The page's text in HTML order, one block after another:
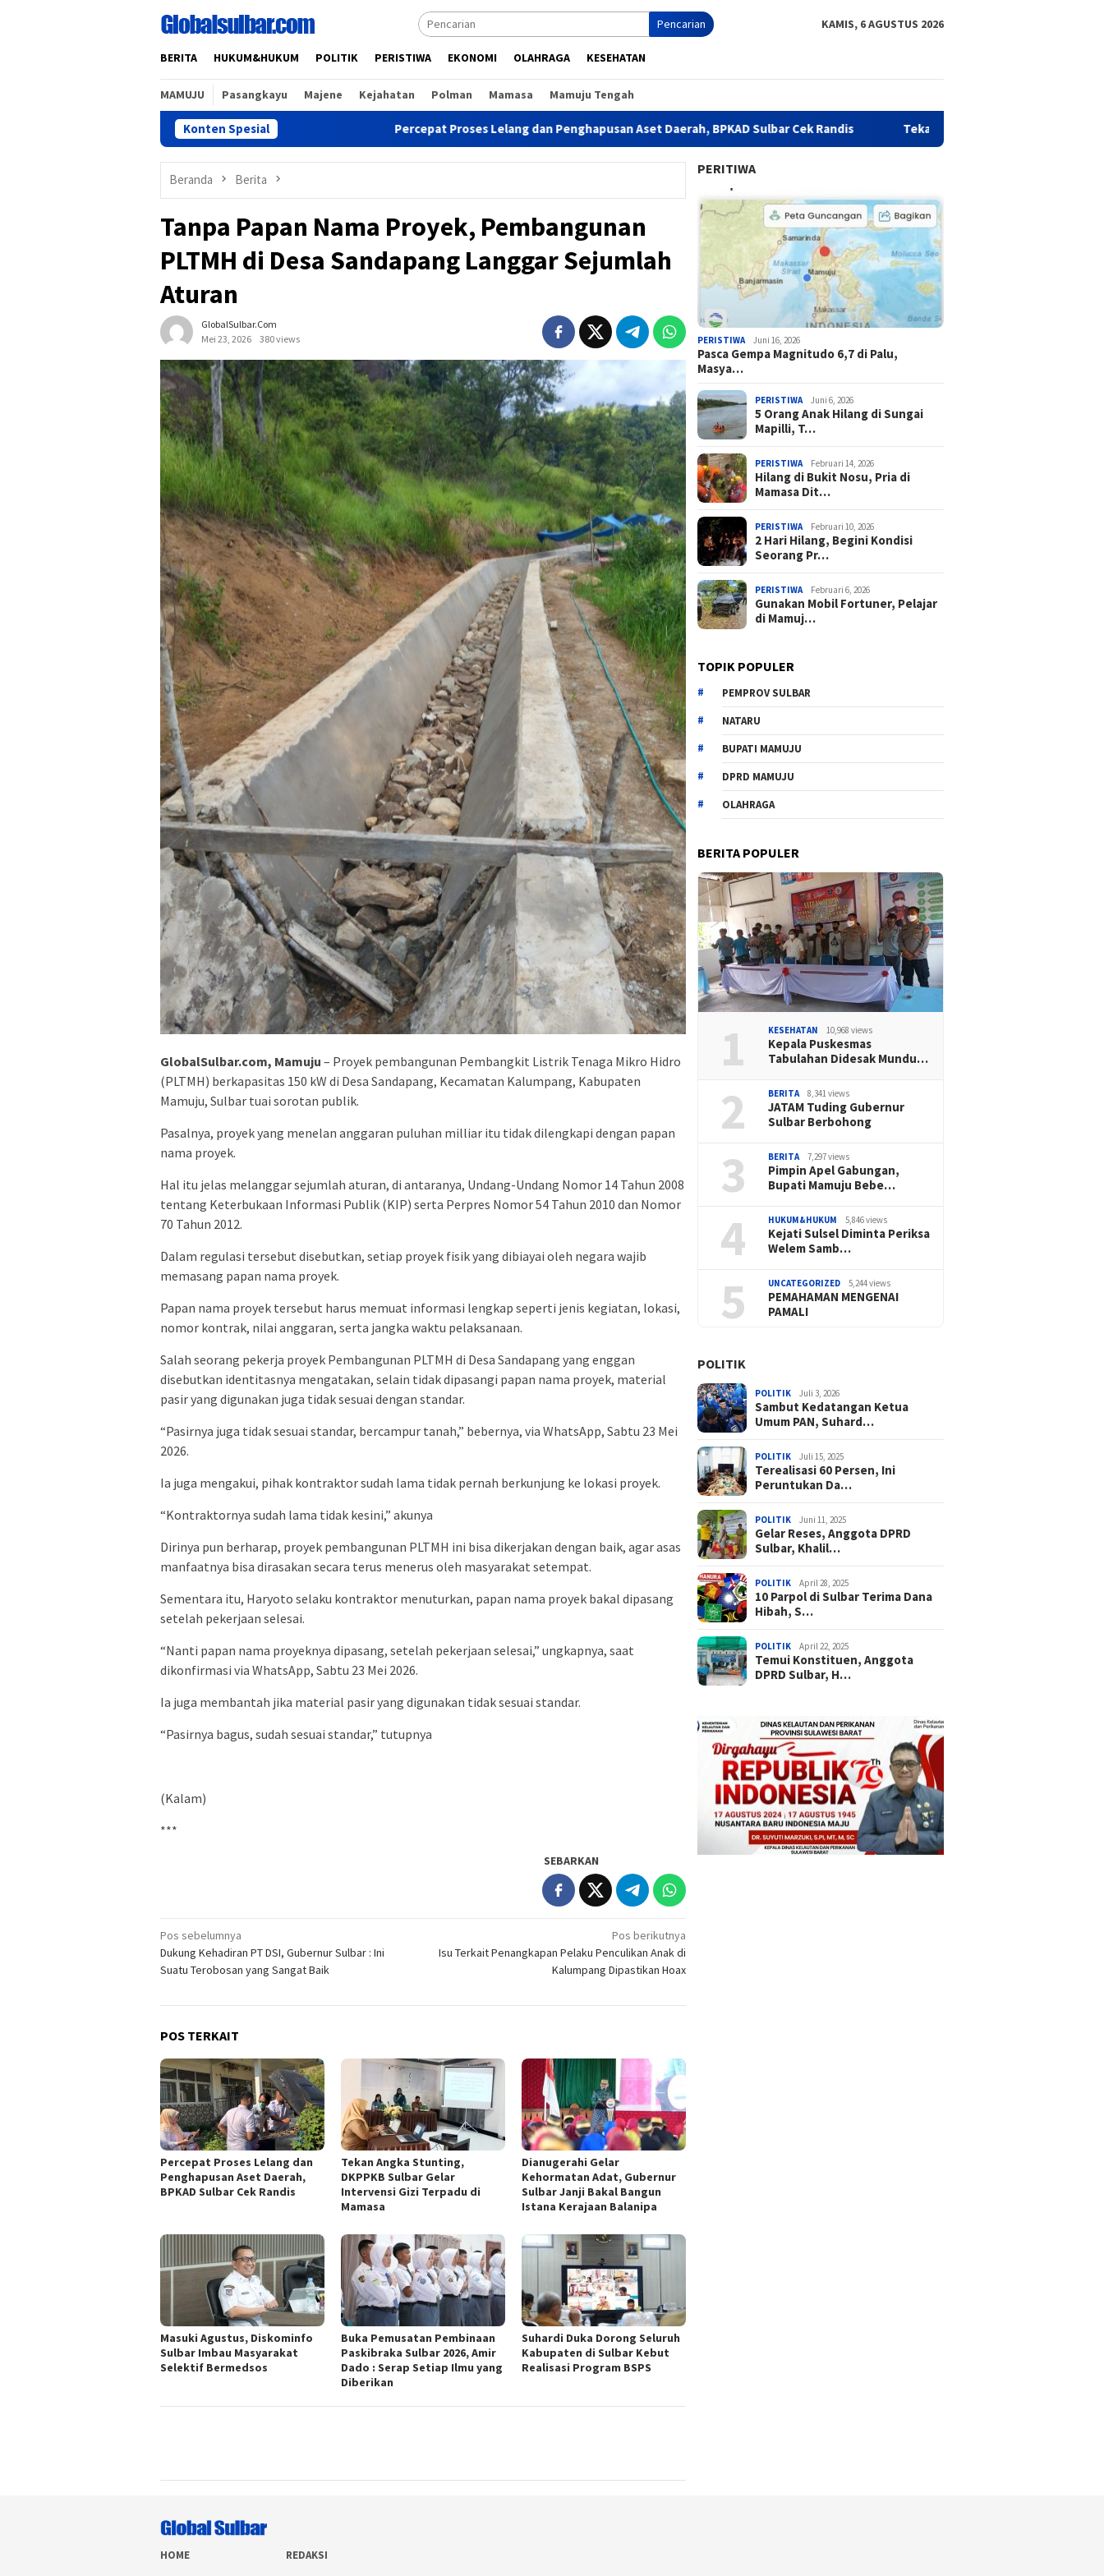
Pencarian KAMIS, 6 AGUSTUS 2026
BERITA HUKUM&HUKUM POLITIK PERISTIWA EKONOMI OLAHRAGA KESEHATAN
MAMUJU Pasangkayu Majene Kejahatan Polman Mamasa Mamuju Tengah
Konten Spesial Percepat Proses Lelang dan Penghapusan Aset Daerah, BPKAD Sulbar Cek Randis Tekan Angka Stunting, DKPPKB Sulbar Gelar
Beranda Berita
Tanpa Papan Nama Proyek, Pembangunan
PLTMH di Desa Sandapang Langgar Sejumlah
Aturan
GlobalSulbar.com
Mei 23, 2026
380 views
GlobalSulbar.com, Mamuju – Proyek pembangunan Pembangkit Listrik Tenaga Mikro Hidro
(PLTMH) berkapasitas 150 kW di Desa Sandapang, Kecamatan Kalumpang, Kabupaten
Mamuju, Sulbar tuai sorotan publik.
Pasalnya, proyek yang menelan anggaran puluhan milliar itu tidak dilengkapi dengan papan
nama proyek.
Hal itu jelas melanggar sejumlah aturan, di antaranya, Undang-Undang Nomor 14 Tahun 2008
tentang Keterbukaan Informasi Publik (KIP) serta Perpres Nomor 54 Tahun 2010 dan Nomor
70 Tahun 2012.
Dalam regulasi tersebut disebutkan, setiap proyek fisik yang dibiayai oleh negara wajib
memasang papan nama proyek.
Papan nama proyek tersebut harus memuat informasi lengkap seperti jenis kegiatan, lokasi,
nomor kontrak, nilai anggaran, serta jangka waktu pelaksanaan.
Salah seorang pekerja proyek Pembangunan PLTMH di Desa Sandapang yang enggan
disebutkan identitasnya mengatakan, selain tidak dipasangi papan nama proyek, material
pasir yang digunakan juga tidak sesuai dengan standar.
“Pasirnya juga tidak sesuai standar, bercampur tanah,” bebernya, via WhatsApp, Sabtu 23 Mei
2026.
Ia juga mengakui, pihak kontraktor sudah lama tidak pernah berkunjung ke lokasi proyek.
“Kontraktornya sudah lama tidak kesini,” akunya
Dirinya pun berharap, proyek pembangunan PLTMH ini bisa dikerjakan dengan baik, agar asas
manfaatnya bisa dirasakan secara terus menerus oleh masyarakat setempat.
Sementara itu, Haryoto selaku kontraktor menuturkan, papan nama proyek bakal dipasang
setelah pekerjaan selesai.
“Nanti papan nama proyeknya dipasang, setelah pekerjaan selesai,” ungkapnya, saat
dikonfirmasi via WhatsApp, Sabtu 23 Mei 2026.
Ia juga membantah jika material pasir yang digunakan tidak sesuai standar.
“Pasirnya bagus, sudah sesuai standar,” tutupnya
(Kalam)
***
SEBARKAN
Navigasi
pos
Pos sebelumnya
Dukung Kehadiran PT DSI, Gubernur Sulbar : Ini
Suatu Terobosan yang Sangat Baik
Pos berikutnya
Isu Terkait Penangkapan Pelaku Penculikan Anak di
Kalumpang Dipastikan Hoax
POS TERKAIT
Percepat Proses Lelang dan
Penghapusan Aset Daerah,
BPKAD Sulbar Cek Randis
Tekan Angka Stunting,
DKPPKB Sulbar Gelar
Intervensi Gizi Terpadu di
Mamasa
Dianugerahi Gelar
Kehormatan Adat, Gubernur
Sulbar Janji Bakal Bangun
Istana Kerajaan Balanipa
Masuki Agustus, Diskominfo
Sulbar Imbau Masyarakat
Selektif Bermedsos
Buka Pemusatan Pembinaan
Paskibraka Sulbar 2026, Amir
Dado : Serap Setiap Ilmu yang
Diberikan
Suhardi Duka Dorong Seluruh
Kabupaten di Sulbar Kebut
Realisasi Program BSPS
PERITIWA
PERISTIWA Juni 16, 2026
Pasca Gempa Magnitudo 6,7 di Palu,
Masya…
PERISTIWA Juni 6, 2026
5 Orang Anak Hilang di Sungai
Mapilli, T…
PERISTIWA Februari 14, 2026
Hilang di Bukit Nosu, Pria di
Mamasa Dit…
PERISTIWA Februari 10, 2026
2 Hari Hilang, Begini Kondisi
Seorang Pr…
PERISTIWA Februari 6, 2026
Gunakan Mobil Fortuner, Pelajar
di Mamuj…
TOPIK POPULER
PEMPROV SULBAR
NATARU
BUPATI MAMUJU
DPRD MAMUJU
OLAHRAGA
BERITA POPULER
1 KESEHATAN 10,968 views
Kepala Puskesmas
Tabulahan Didesak Mundu…
2 BERITA 8,341 views
JATAM Tuding Gubernur
Sulbar Berbohong
3 BERITA 7,297 views
Pimpin Apel Gabungan,
Bupati Mamuju Bebe…
4 HUKUM&HUKUM 5,846 views
Kejati Sulsel Diminta Periksa
Welem Samb…
5 UNCATEGORIZED 5,244 views
PEMAHAMAN MENGENAI
PAMALI
POLITIK
POLITIK Juli 3, 2026
Sambut Kedatangan Ketua
Umum PAN, Suhard…
POLITIK Juli 15, 2025
Terealisasi 60 Persen, Ini
Peruntukan Da…
POLITIK Juni 11, 2025
Gelar Reses, Anggota DPRD
Sulbar, Khalil…
POLITIK April 28, 2025
10 Parpol di Sulbar Terima Dana
Hibah, S…
POLITIK April 22, 2025
Temui Konstituen, Anggota
DPRD Sulbar, H…
HOME REDAKSI